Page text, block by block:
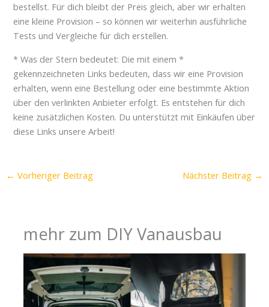
bestellst. Für dich bleibt der Preis gleich, aber wir erhalten
eine kleine Provision – so können wir weiterhin ausführliche
Tests und Vergleiche für dich erstellen.
* Was der Stern bedeutet: Die mit einem *
gekennzeichneten Links bedeuten, dass wir eine Provision
erhalten, wenn eine Bestellung oder eine bestimmte Aktion
über den verlinkten Anbieter erfolgt. Es entstehen für dich
keine zusätzlichen Kosten. Du unterstützt mit Einkäufen über
diese Links unsere Arbeit!
← Vorheriger Beitrag Nächster Beitrag →
mehr zum DIY Vanausbau